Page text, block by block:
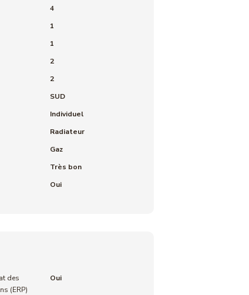
4
1
1
2
2
SUD
Individuel
Radiateur
Gaz
Très bon
Oui
des
(ERP)
Oui